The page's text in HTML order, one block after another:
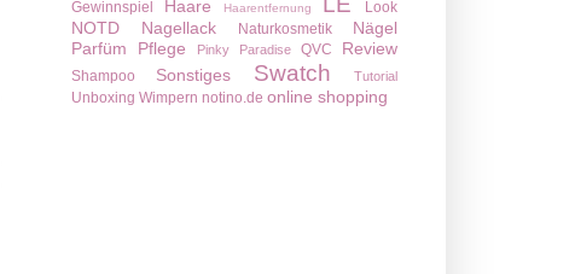
Gewinnspiel
Haare Haarentfernung Look
NOTD Nagellack Naturkosmetik
Nägel
Parfüm
Pflege Pinky Paradise QVC Review
Shampoo Sonstiges Swatch Tutorial
Unboxing Wimpern notino.de online shopping